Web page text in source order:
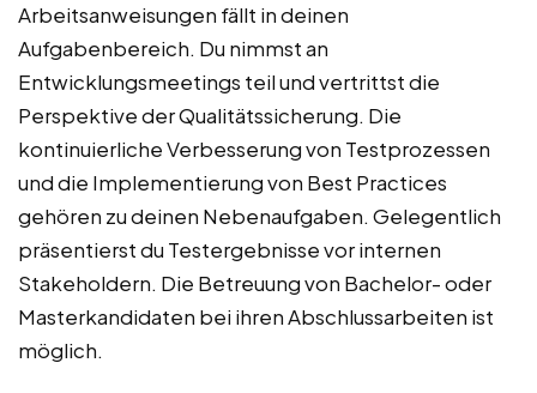
Arbeitsanweisungen fällt in deinen
Aufgabenbereich. Du nimmst an
Entwicklungsmeetings teil und vertrittst die
Perspektive der Qualitätssicherung. Die
kontinuierliche Verbesserung von Testprozessen
und die Implementierung von Best Practices
gehören zu deinen Nebenaufgaben. Gelegentlich
präsentierst du Testergebnisse vor internen
Stakeholdern. Die Betreuung von Bachelor- oder
Masterkandidaten bei ihren Abschlussarbeiten ist
möglich.